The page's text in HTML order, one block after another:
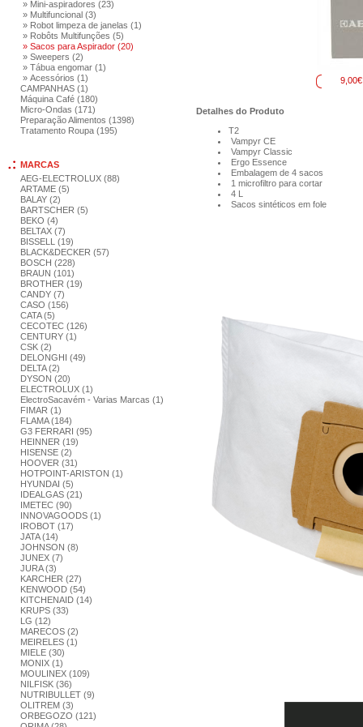
» Mini-aspiradores (23)
» Multifuncional (3)
» Robot limpeza de janelas (1)
» Robôts Multifunções (5)
» Sacos para Aspirador (20)
» Sweepers (2)
» Tábua engomar (1)
» Acessórios (1)
CAMPANHAS (1)
Máquina Café (180)
Micro-Ondas (171)
Preparação Alimentos (1398)
Tratamento Roupa (195)
MARCAS
AEG-ELECTROLUX (88)
ARTAME (5)
BALAY (2)
BARTSCHER (5)
BEKO (4)
BELTAX (7)
BISSELL (19)
BLACK&DECKER (57)
BOSCH (228)
BRAUN (101)
BROTHER (19)
CANDY (7)
CASO (156)
CATA (5)
CECOTEC (126)
CENTURY (1)
CSK (2)
DELONGHI (49)
DELTA (2)
DYSON (20)
ELECTROLUX (1)
ElectroSacavém - Varias Marcas (1)
FIMAR (1)
FLAMA (184)
G3 FERRARI (95)
HEINNER (19)
HISENSE (2)
HOOVER (31)
HOTPOINT-ARISTON (1)
HYUNDAI (5)
IDEALGAS (21)
IMETEC (90)
INNOVAGOODS (1)
IROBOT (17)
JATA (14)
JOHNSON (8)
JUNEX (7)
JURA (3)
KARCHER (27)
KENWOOD (54)
KITCHENAID (14)
KRUPS (33)
LG (12)
MARECOS (2)
MEIRELES (1)
MIELE (30)
MONIX (1)
MOULINEX (109)
NILFISK (36)
NUTRIBULLET (9)
OLITREM (3)
ORBEGOZO (121)
9,00€
Detalhes do Produto
T2
Vampyr CE
Vampyr Classic
Ergo Essence
Embalagem de 4 sacos
1 microfiltro para cortar
4 L
Sacos sintéticos em fole